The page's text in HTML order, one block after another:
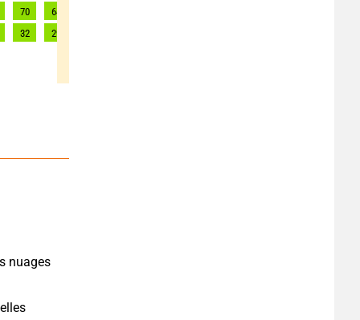
70 64
32 29
nuages